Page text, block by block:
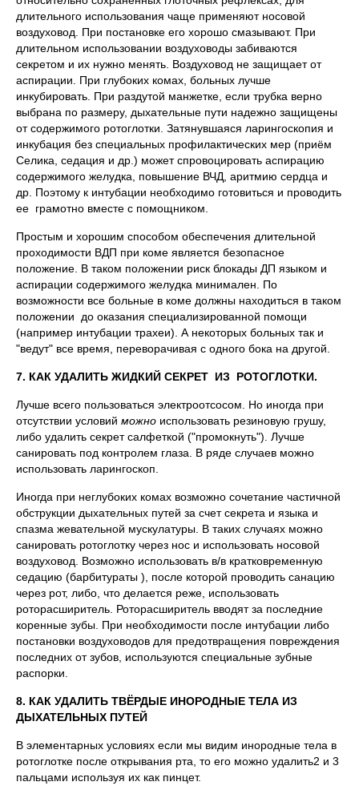
длительного использования чаще применяют носовой
воздуховод. При постановке его хорошо смазывают. При
длительном использовании воздуховоды забиваются
секретом и их нужно менять. Воздуховод не защищает от
аспирации. При глубоких комах, больных лучше
инкубировать. При раздутой манжетке, если трубка верно
выбрана по размеру, дыхательные пути надежно защищены
от содержимого ротоглотки. Затянувшаяся ларингоскопия и
инкубация без специальных профилактических мер (приём
Селика, седация и др.) может спровоцировать аспирацию
содержимого желудка, повышение ВЧД, аритмию сердца и
др. Поэтому к интубации необходимо готовиться и проводить
ее грамотно вместе с помощником.
Простым и хорошим способом обеспечения длительной
проходимости ВДП при коме является безопасное
положение. В таком положении риск блокады ДП языком и
аспирации содержимого желудка минимален. По
возможности все больные в коме должны находиться в таком
положении до оказания специализированной помощи
(например интубации трахеи). А некоторых больных так и
"ведут" все время, переворачивая с одного бока на другой.
7. КАК УДАЛИТЬ ЖИДКИЙ СЕКРЕТ ИЗ РОТОГЛОТКИ.
Лучше всего пользоваться электроотсосом. Но иногда при
отсутствии условий можно использовать резиновую грушу,
либо удалить секрет салфеткой ("промокнуть"). Лучше
санировать под контролем глаза. В ряде случаев можно
использовать ларингоскоп.
Иногда при неглубоких комах возможно сочетание частичной
обструкции дыхательных путей за счет секрета и языка и
спазма жевательной мускулатуры. В таких случаях можно
санировать ротоглотку через нос и использовать носовой
воздуховод. Возможно использовать в/в кратковременную
седацию (барбитураты ), после которой проводить санацию
через рот, либо, что делается реже, использовать
роторасширитель. Роторасширитель вводят за последние
коренные зубы. При необходимости после интубации либо
постановки воздуховодов для предотвращения повреждения
последних от зубов, используются специальные зубные
распорки.
8. КАК УДАЛИТЬ ТВЁРДЫЕ ИНОРОДНЫЕ ТЕЛА ИЗ
ДЫХАТЕЛЬНЫХ ПУТЕЙ
В элементарных условиях если мы видим инородные тела в
ротоглотке после открывания рта, то его можно удалить2 и 3
пальцами используя их как пинцет.